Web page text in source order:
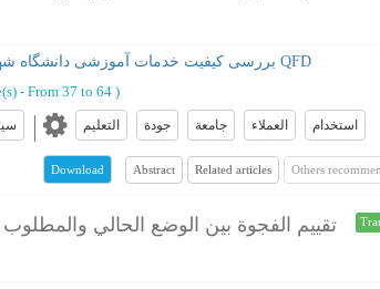
بررسی کیفیت خدمات آموزشی دانشگاه شهید باهنر کرمان با استفاده از رویکرد ترکیبی مدل کانو و QFD
-From 37 to 64 )
التعلیم جودة جامعة العملاء استخدام
Download Abstract Related articles Others
تقييم الفجوة بين الوضع الحالي